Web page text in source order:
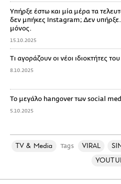
Yπήρξε έστω και μία μέρα τα
δεν μπήκες Instagram; Δεν υπήρξε.
μόνος.
15.10.2025
Τι αγοράζουν οι νέοι ιδιοκτήτες
8.10.2025
Το μεγάλο hangover των social
5.10.2025
TV & Media Tags VIRAL